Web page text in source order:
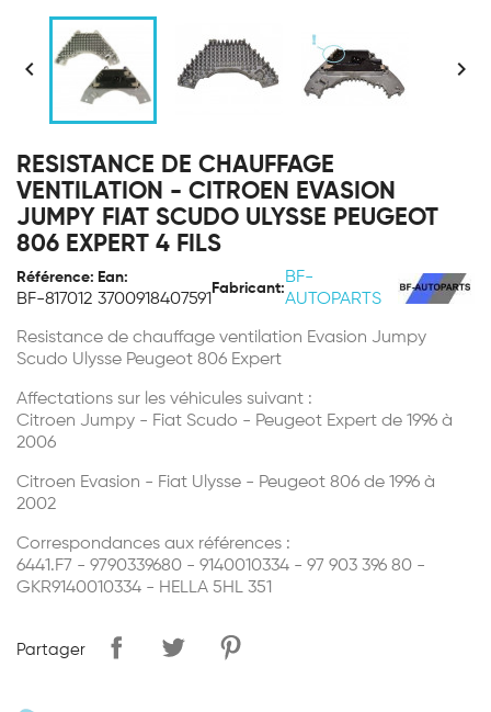
 
RESISTANCE DE CHAUFFAGE
VENTILATION - CITROEN EVASION
JUMPY FIAT SCUDO ULYSSE PEUGEOT
806 EXPERT 4 FILS
Référence:
BF-817012
Ean:
3700918407591
Fabricant:
BF-
AUTOPARTS
Resistance de chauffage ventilation Evasion Jumpy
Scudo Ulysse Peugeot 806 Expert
Affectations sur les véhicules suivant :
Citroen Jumpy - Fiat Scudo - Peugeot Expert de 1996 à
2006
Citroen Evasion - Fiat Ulysse - Peugeot 806 de 1996 à
2002
Correspondances aux références :
6441.F7 - 9790339680 - 9140010334 - 97 903 396 80 -
GKR9140010334 - HELLA 5HL 351
Partager